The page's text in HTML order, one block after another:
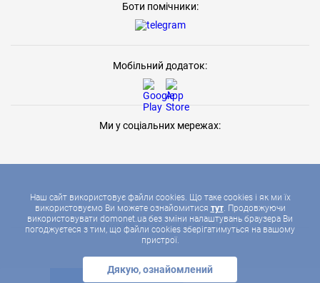
Наш сайт використовує файли cookies. Що таке cookies і як ми їх
використовуємо Ви можете ознайомитися тут. Продовжуючи
використовувати domonet.ua без зміни налаштувань браузера Ви
погоджуєтеся з тим, що файли cookies зберігатимуться на вашому
пристрої.
Дякую, ознайомлений
Боти помічники:
Мобільний додаток:
Ми у соціальних мережах:
2026 © ДОМОНЕТ, УСІ ПРАВА ЗАХИЩЕНІ